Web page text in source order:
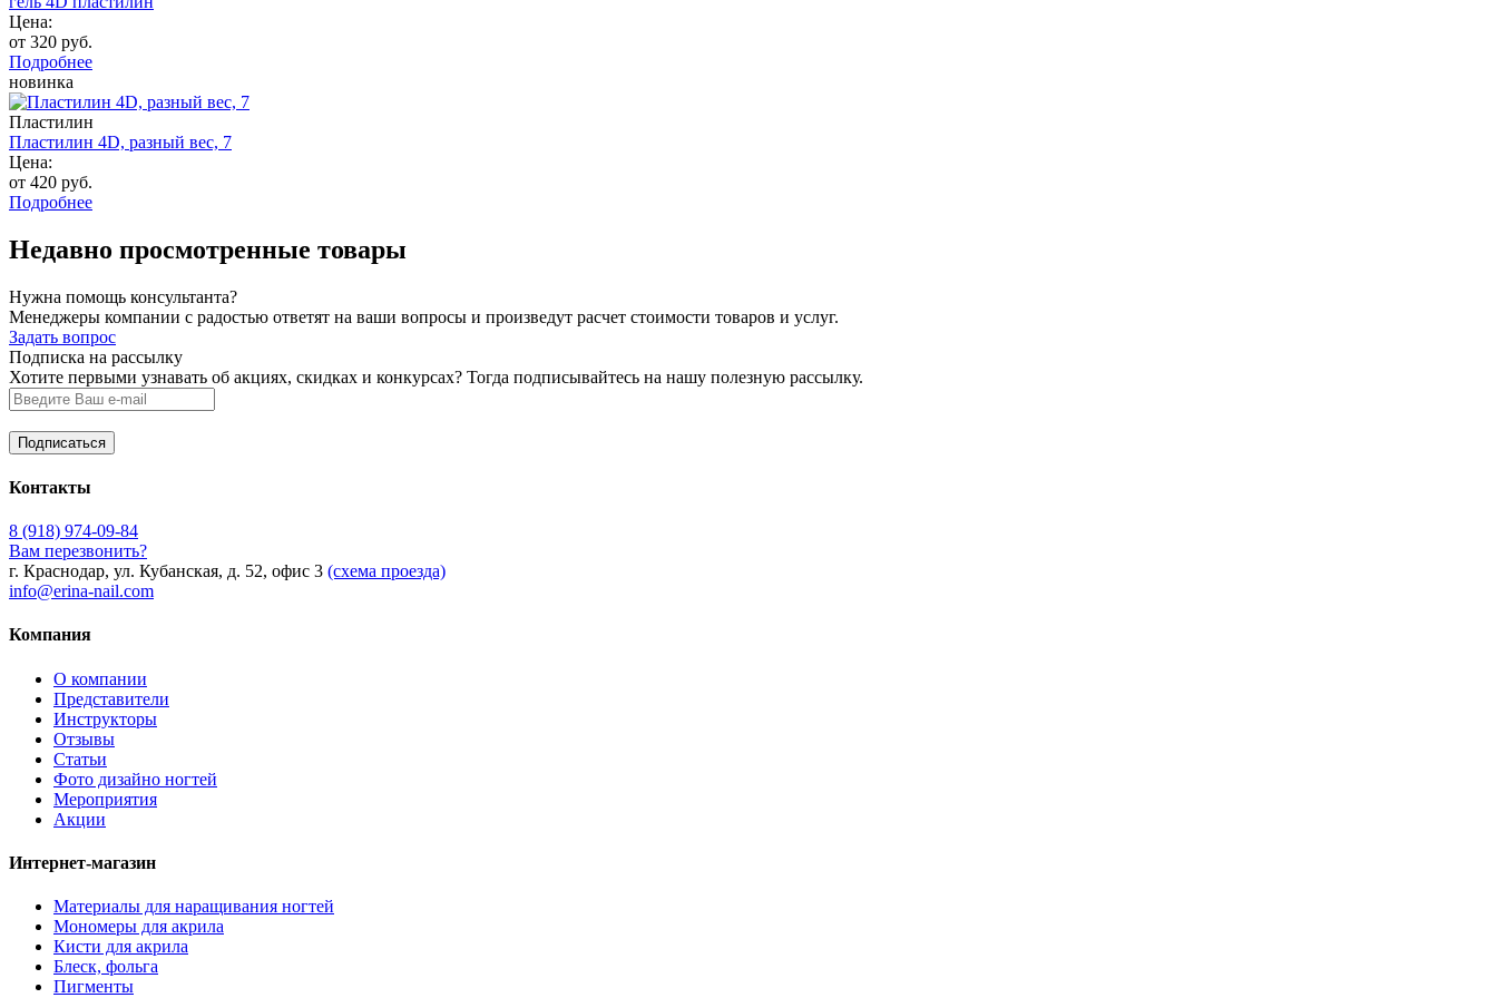
Цена:
от 320 руб.
Подробнее
новинка
Пластилин
Пластилин 4D, разный вес, 7
Цена:
от 420 руб.
Подробнее
Недавно просмотренные товары
Нужна помощь консультанта?
Менеджеры компании с радостью ответят на ваши вопросы и произведут расчет стоимости товаров и услуг.
Задать вопрос
Подписка на рассылку
Хотите первыми узнавать об акциях, скидках и конкурсах? Тогда подписывайтесь на нашу полезную рассылку.
Контакты
8 (918) 974-09-84
Вам перезвонить?
г. Краснодар, ул. Кубанская, д. 52, офис 3 (схема проезда)
info@erina-nail.com
Компания
О компании
Представители
Инструкторы
Отзывы
Статьи
Фото дизайно ногтей
Мероприятия
Акции
Интернет-магазин
Материалы для наращивания ногтей
Мономеры для акрила
Кисти для акрила
Блеск, фольга
Пигменты